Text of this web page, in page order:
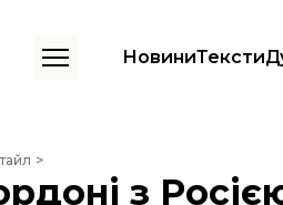
НовиниТексти
виявили підпільний трубопровід
з